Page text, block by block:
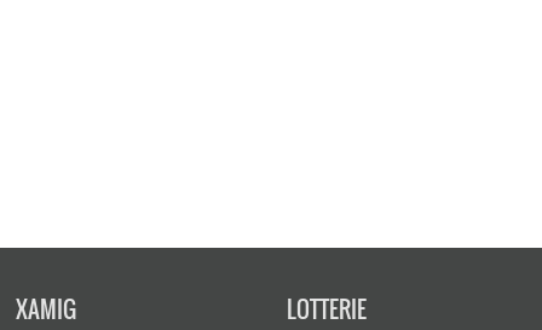
XAMIG LOTTERIE